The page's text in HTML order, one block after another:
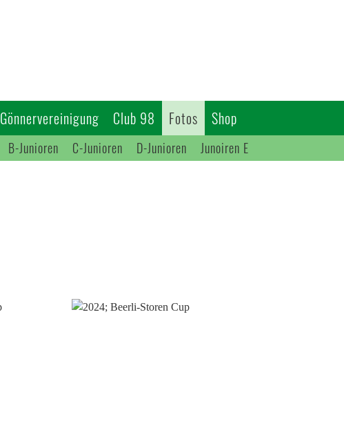
Gönnervereinigung Club 98 Fotos Shop
B-Junioren C-Junioren D-Junioren Junoiren E